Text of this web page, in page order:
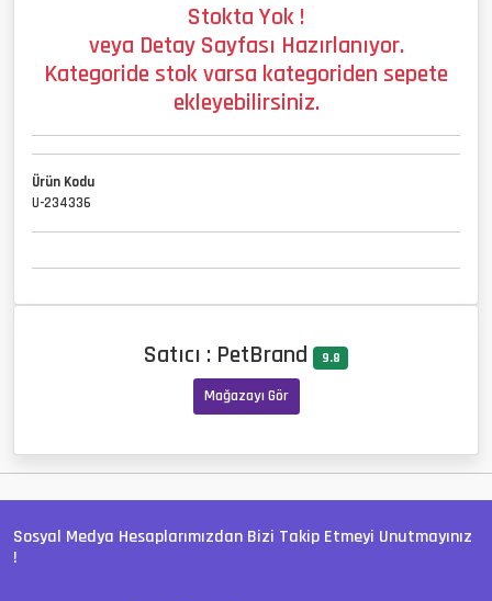
Stokta Yok !
veya Detay Sayfası Hazırlanıyor.
Kategoride stok varsa kategoriden sepete
ekleyebilirsiniz.
Ürün Kodu
U-234336
Satıcı : PetBrand 9.8
Mağazayı Gör
Sosyal Medya Hesaplarımızdan Bizi Takip Etmeyi Unutmayınız
!